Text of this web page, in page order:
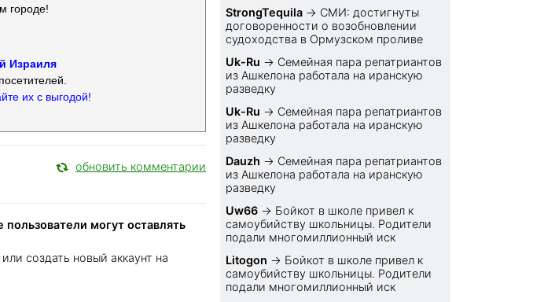
городе!
Израиля
их с выгодой!
обновить комментарии
могут оставлять
создать новый аккаунт на
StrongTequila → СМИ: достигнуты
договоренности о возобновлении
судоходства в Ормузском проливе
Uk-Ru → Семейная пара репатриантов
из Ашкелона работала на иранскую
разведку
Uk-Ru → Семейная пара репатриантов
из Ашкелона работала на иранскую
разведку
Dauzh → Семейная пара репатриантов
из Ашкелона работала на иранскую
разведку
Uw66 → Бойкот в школе привел к
самоубийству школьницы. Родители
подали многомиллионный иск
Litogon → Бойкот в школе привел к
самоубийству школьницы. Родители
подали многомиллионный иск